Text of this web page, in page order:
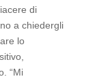
di
a chiedergli
lo
“Mi